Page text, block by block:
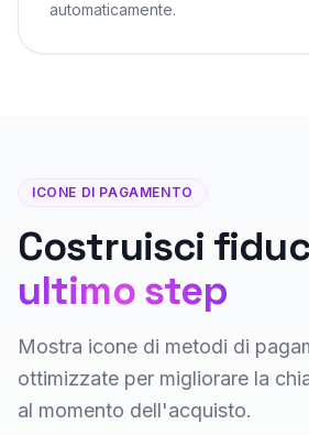
automaticamente.
ICONE DI PAGAMENTO
Costruisci
ultimo step
Mostra icone di metodi di
ottimizzate per migliorare la
al momento dell'acquisto.